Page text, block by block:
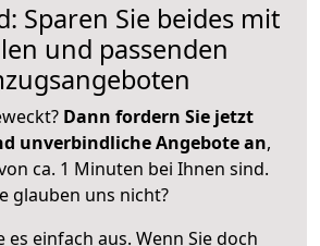
Sparen Sie beides mit
und passenden
Dann fordern Sie jetzt
unverbindliche Angebote an,
ca. 1 Minuten bei Ihnen sind.
glauben uns nicht?
es einfach aus. Wenn Sie doch